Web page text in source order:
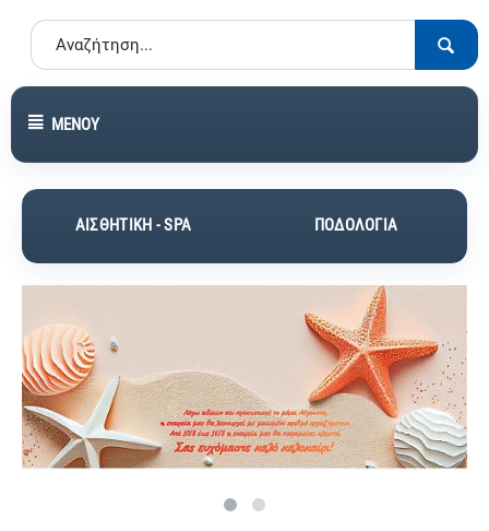
ΜΕΝΟΎ
ΑΙΣΘΗΤΙΚΗ - SPA ΠΟΔΟΛΟΓΙΑ